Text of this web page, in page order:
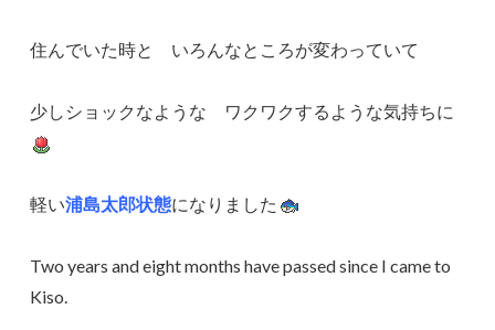
住んでいた時と いろんなところが変わっていて
少しショックなような ワクワクするような気持ちに
軽い浦島太郎状態になりました
Two years and eight months have passed since I came to
Kiso.